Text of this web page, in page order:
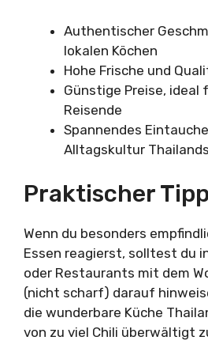
Authentischer
lokalen Köchen
Hohe Frische und
Günstige Preise, ideal
Reisende
Spannendes
Alltagskultur Thailands
Praktischer Tipp
Wenn du besonders
Essen reagierst, solltest du
oder Restaurants mit dem
(nicht scharf) darauf
die wunderbare Küche
von zu viel Chili überwältigt